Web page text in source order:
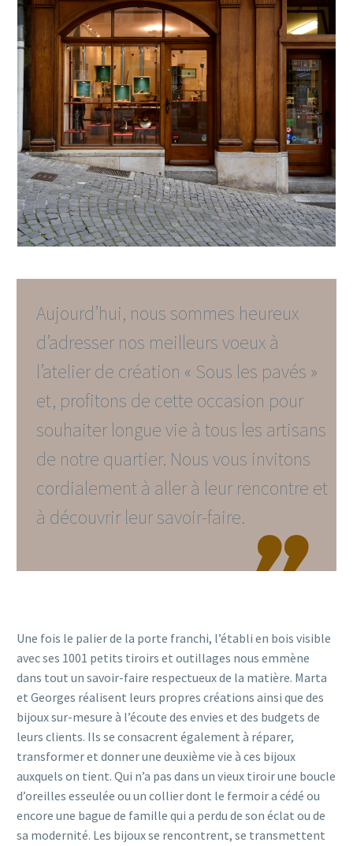
Aujourd’hui, nous sommes heureux
d’adresser nos meilleurs voeux à
l’atelier de création « Sous les pavés »
et, profitons de cette occasion pour
souhaiter longue vie à tous les artisans
de notre quartier. Nous vous invitons
cordialement à aller à leur rencontre et
à découvrir leur savoir-faire.

Une fois le palier de la porte franchi, l’établi en bois visible
avec ses 1001 petits tiroirs et outillages nous emmène
dans tout un savoir-faire respectueux de la matière. Marta
et Georges réalisent leurs propres créations ainsi que des
bijoux sur-mesure à l’écoute des envies et des budgets de
leurs clients. Ils se consacrent également à réparer,
transformer et donner une deuxième vie à ces bijoux
auxquels on tient. Qui n’a pas dans un vieux tiroir une boucle
d’oreilles esseulée ou un collier dont le fermoir a cédé ou
encore une bague de famille qui a perdu de son éclat ou de
sa modernité. Les bijoux se rencontrent, se transmettent